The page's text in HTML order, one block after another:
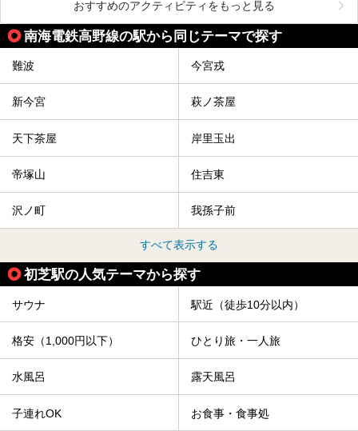
おすすめのアクティビティをもっと見る
南海電鉄高野線の駅から同じテーマで探す
難波 今宮戎
新今宮 萩ノ茶屋
天下茶屋 岸里玉出
帝塚山 住吉東
沢ノ町 我孫子前
すべて表示する
初芝駅の人気テーマから探す
サウナ 駅近（徒歩10分以内）
格安（1,000円以下） ひとり旅・一人旅
水風呂 露天風呂
子連れOK お食事・食事処